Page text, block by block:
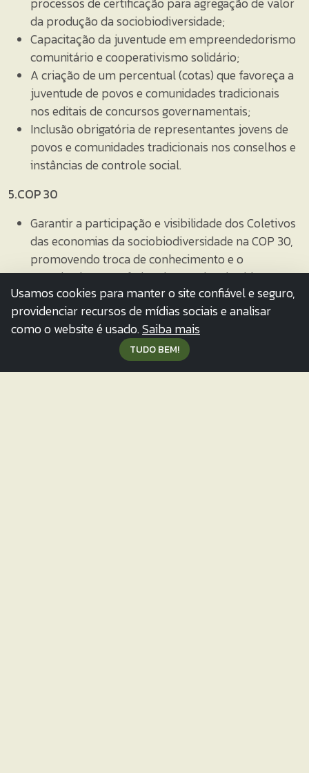
da produção da sociobiodiversidade;
Capacitação da juventude em empreendedorismo
comunitário e cooperativismo solidário;
A criação de um percentual (cotas) que favoreça a
juventude de povos e comunidades tradicionais
nos editais de concursos governamentais;
Inclusão obrigatória de representantes jovens de
povos e comunidades tradicionais nos conselhos e
instâncias de controle social.
5.COP 30
Garantir a participação e visibilidade dos Coletivos
das economias da sociobiodiversidade na COP 30,
promovendo troca de conhecimento e o
reconhecimento efetivo dos modos de vida e
práticas dos povos e comunidades tradicionais no
enfrentamento à crise climática como parte
essencial do caminho para o desenvolvimento
socialmente justo, economicamente viável e
Usamos cookies para manter o site confiável e seguro,
providenciar recursos de mídias sociais e analisar
como o website é usado.Saiba mais
TUDO BEM!